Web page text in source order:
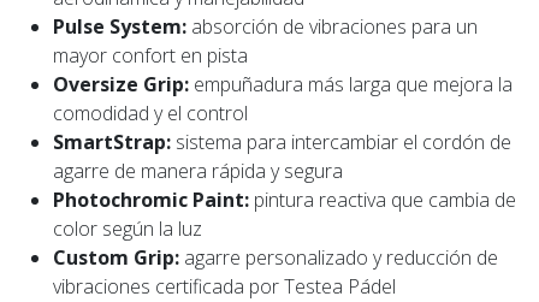
Pulse System: absorción de vibraciones para un
mayor confort en pista
Oversize Grip: empuñadura más larga que mejora la
comodidad y el control
SmartStrap: sistema para intercambiar el cordón de
agarre de manera rápida y segura
Photochromic Paint: pintura reactiva que cambia de
color según la luz
Custom Grip: agarre personalizado y reducción de
vibraciones certificada por Testea Pádel